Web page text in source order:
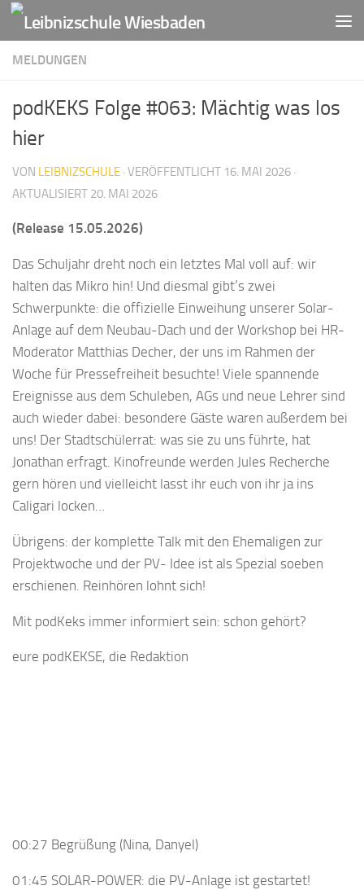
Zum Inhalt springen
MELDUNGEN
podKEKS Folge #063: Mächtig was los
hier
VON LEIBNIZSCHULE · VERÖFFENTLICHT 16. MAI 2026 ·
AKTUALISIERT 20. MAI 2026
(Release 15.05.2026)
Das Schuljahr dreht noch ein letztes Mal voll auf: wir
halten das Mikro hin! Und diesmal gibt’s zwei
Schwerpunkte: die offizielle Einweihung unserer Solar-
Anlage auf dem Neubau-Dach und der Workshop bei HR-
Moderator Matthias Decher, der uns im Rahmen der
Woche für Pressefreiheit besuchte! Viele spannende
Ereignisse aus dem Schuleben, AGs und neue Lehrer sind
auch wieder dabei: besondere Gäste waren außerdem bei
uns! Der Stadtschülerrat: was sie zu uns führte, hat
Jonathan erfragt. Kinofreunde werden Jules Recherche
gern hören und vielleicht lasst ihr euch von ihr ja ins
Caligari locken…
Übrigens: der komplette Talk mit den Ehemaligen zur
Projektwoche und der PV- Idee ist als Spezial soeben
erschienen. Reinhören lohnt sich!
Mit podKeks immer informiert sein: schon gehört?
eure podKEKSE, die Redaktion
00:27 Begrüßung (Nina, Danyel)
01:45 SOLAR-POWER: die PV-Anlage ist gestartet!